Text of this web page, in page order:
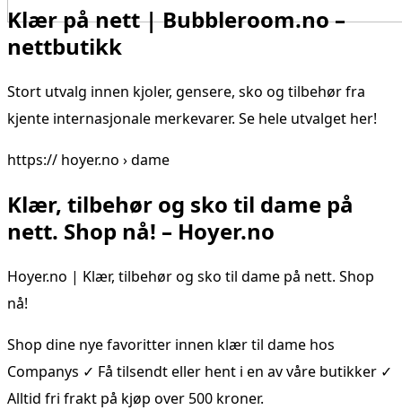
Klær på nett | Bubbleroom.no –
nettbutikk
Stort utvalg innen kjoler, gensere, sko og tilbehør fra
kjente internasjonale merkevarer. Se hele utvalget her!
https:// hoyer.no › dame
Klær, tilbehør og sko til dame på
nett. Shop nå! – Hoyer.no
Hoyer.no | Klær, tilbehør og sko til dame på nett. Shop
nå!
Shop dine nye favoritter innen klær til dame hos
Companys ✓ Få tilsendt eller hent i en av våre butikker ✓
Alltid fri frakt på kjøp over 500 kroner.